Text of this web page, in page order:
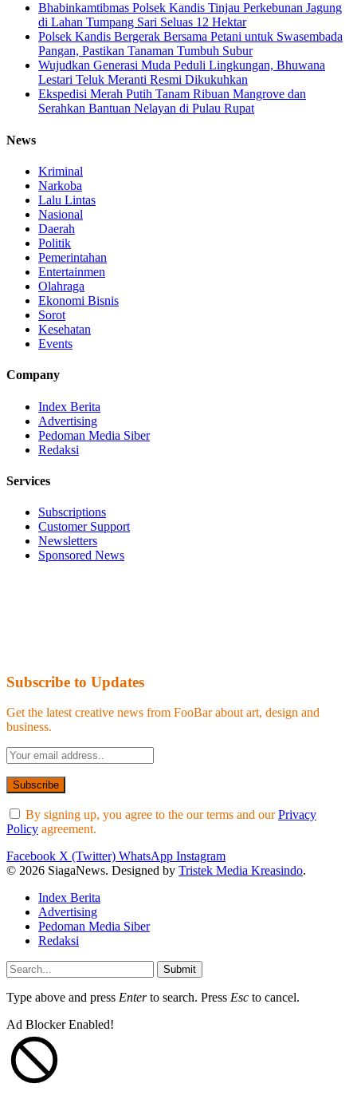
Bhabinkamtibmas Polsek Kandis Tinjau Perkebunan Jagung
di Lahan Tumpang Sari Seluas 12 Hektar
Polsek Kandis Bergerak Bersama Petani untuk Swasembada
Pangan, Pastikan Tanaman Tumbuh Subur
Wujudkan Generasi Muda Peduli Lingkungan, Bhuwana
Lestari Teluk Meranti Resmi Dikukuhkan
Ekspedisi Merah Putih Tanam Ribuan Mangrove dan
Serahkan Bantuan Nelayan di Pulau Rupat
News
Kriminal
Narkoba
Lalu Lintas
Nasional
Daerah
Politik
Pemerintahan
Entertainmen
Olahraga
Ekonomi Bisnis
Sorot
Kesehatan
Events
Company
Index Berita
Advertising
Pedoman Media Siber
Redaksi
Services
Subscriptions
Customer Support
Newsletters
Sponsored News
Subscribe to Updates
Get the latest creative news from FooBar about art, design and
business.
By signing up, you agree to the our terms and ourPrivacy
Policy agreement.
Facebook X (Twitter) WhatsApp Instagram
© 2026 SiagaNews. Designed by Tristek Media Kreasindo.
Index Berita
Advertising
Pedoman Media Siber
Redaksi
Submit
Type above and press Enterto search. Press Esc to cancel.
Ad Blocker Enabled!